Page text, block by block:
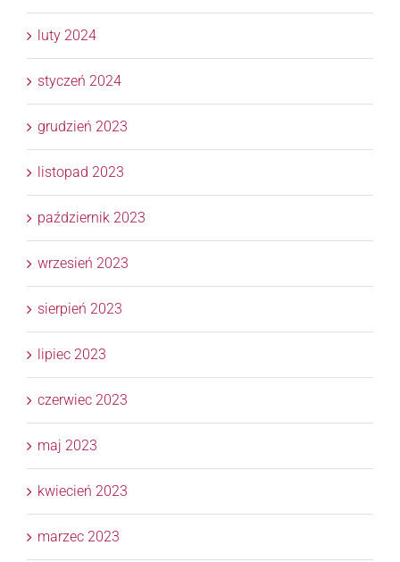
luty 2024
styczeń 2024
grudzień 2023
listopad 2023
październik 2023
wrzesień 2023
sierpień 2023
lipiec 2023
czerwiec 2023
maj 2023
kwiecień 2023
marzec 2023